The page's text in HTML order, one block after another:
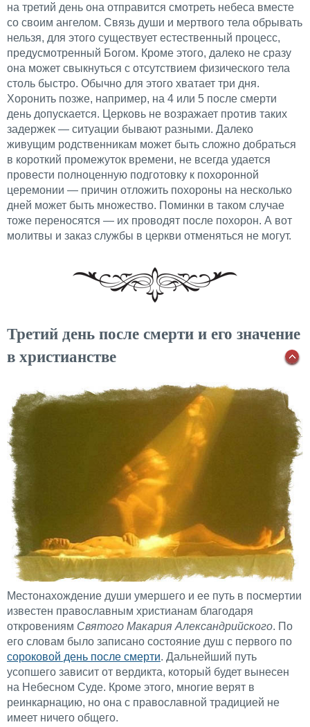
на третий день она отправится смотреть небеса вместе
со своим ангелом. Связь души и мертвого тела обрывать
нельзя, для этого существует естественный процесс,
предусмотренный Богом. Кроме этого, далеко не сразу
она может свыкнуться с отсутствием физического тела
столь быстро. Обычно для этого хватает три дня.
Хоронить позже, например, на 4 или 5 после смерти
день допускается. Церковь не возражает против таких
задержек — ситуации бывают разными. Далеко
живущим родственникам может быть сложно добраться
в короткий промежуток времени, не всегда удается
провести полноценную подготовку к похоронной
церемонии — причин отложить похороны на несколько
дней может быть множество. Поминки в таком случае
тоже переносятся — их проводят после похорон. А вот
молитвы и заказ службы в церкви отменяться не могут.
Третий день после смерти и его значение
в христианстве
Местонахождение души умершего и ее путь в посмертии
известен православным христианам благодаря
откровениям Святого Макария Александрийского. По
его словам было записано состояние душ с первого по
сороковой день после смерти. Дальнейший путь
усопшего зависит от вердикта, который будет вынесен
на Небесном Суде. Кроме этого, многие верят в
реинкарнацию, но она с православной традицией не
имеет ничего общего.